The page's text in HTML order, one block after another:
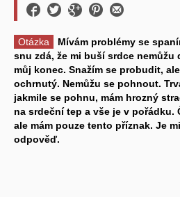
Otázka
Mívám problémy se
snu zdá, že mi buší srdce
můj konec. Snažím se probudit,
ochrnutý. Nemůžu se pohnout.
jakmile se pohnu, mám hrozný
na srdeční tep a vše je v pořádku.
ale mám pouze tento příznak. Je
odpověď.